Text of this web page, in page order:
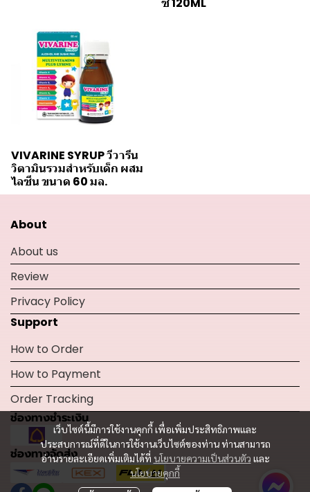
VIVARINE SYRUP วีวารีน
วิตามินรวมสำหรับเด็ก ผสม
ไลซีน ขนาด 60 มล.
เว็บไซต์นี้มีการใช้งานคุกกี้ เพื่อเพิ่มประสิทธิภาพและ
ประสบการณ์ที่ดีในการใช้งานเว็บไซต์ของท่าน ท่านสามารถ
อ่านรายละเอียดเพิ่มเติมได้ที่ นโยบายความเป็นส่วนตัว และ
นโยบายคุกกี้
About
About us
Review
Privacy Policy
Support
How to Order
How to Payment
Order Tracking
ช่องทางชำระเงิน
ช่องทางจัดส่ง